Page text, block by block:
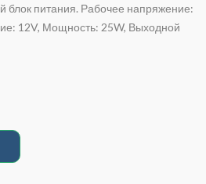
блок питания. Рабочее напряжение:
12V, Мощность: 25W, Выходной